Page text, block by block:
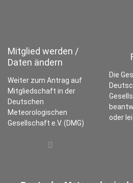
Mitglied werden /
Daten ändern
Weiter zum Antrag auf
Mitgliedschaft in der
Deutschen
Meteorologischen
Gesellschaft e.V. (DMG)
Die
oder